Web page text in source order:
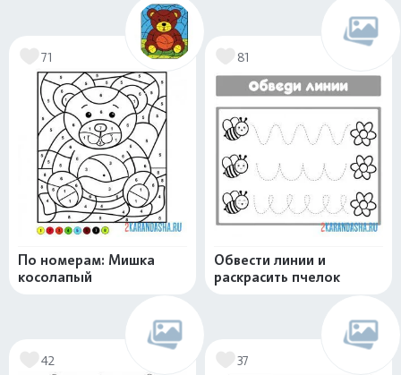
71
По номерам: Мишка
косолапый
81
Обвести линии и
раскрасить пчелок
42 37